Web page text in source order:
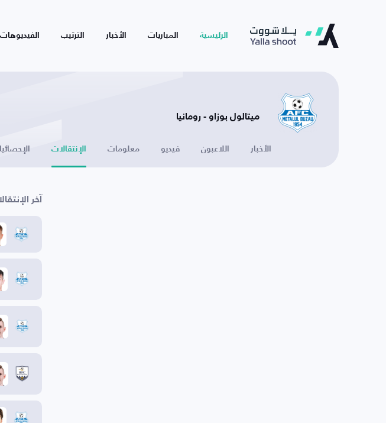
الرئيسية المباريات الأخبار الترتيب الفيديوهات
ميتالول بوزاو - رومانيا
الأخبار اللاعبون فيديو معلومات الإنتقالات
آخر